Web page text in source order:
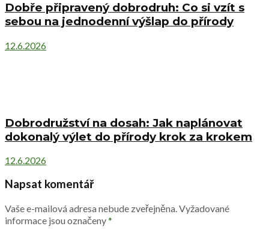
Dobře připravený dobrodruh: Co si vzít s
sebou na jednodenní výšlap do přírody
12.6.2026
Dobrodružství na dosah: Jak naplánovat
dokonalý výlet do přírody krok za krokem
12.6.2026
Napsat komentář
Vaše e-mailová adresa nebude zveřejněna. Vyžadované
informace jsou označeny*